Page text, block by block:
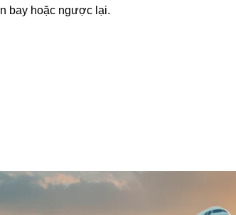
bay hoặc ngược lại.